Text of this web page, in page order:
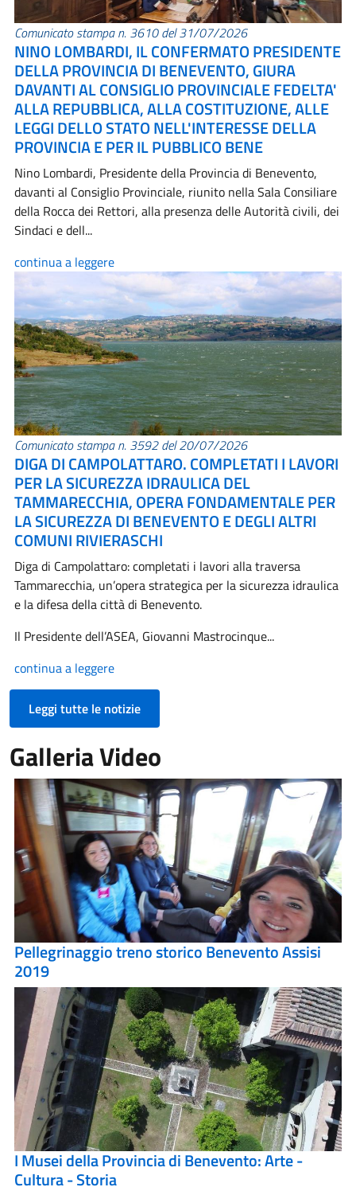
Comunicato stampa n. 3610 del 31/07/2026
NINO LOMBARDI, IL CONFERMATO PRESIDENTE
DELLA PROVINCIA DI BENEVENTO, GIURA
DAVANTI AL CONSIGLIO PROVINCIALE FEDELTA'
ALLA REPUBBLICA, ALLA COSTITUZIONE, ALLE
LEGGI DELLO STATO NELL'INTERESSE DELLA
PROVINCIA E PER IL PUBBLICO BENE
Nino Lombardi, Presidente della Provincia di Benevento,
davanti al Consiglio Provinciale, riunito nella Sala Consiliare
della Rocca dei Rettori, alla presenza delle Autorità civili, dei
Sindaci e dell...
continua a leggere
Comunicato stampa n. 3592 del 20/07/2026
DIGA DI CAMPOLATTARO. COMPLETATI I LAVORI
PER LA SICUREZZA IDRAULICA DEL
TAMMARECCHIA, OPERA FONDAMENTALE PER
LA SICUREZZA DI BENEVENTO E DEGLI ALTRI
COMUNI RIVIERASCHI
Diga di Campolattaro: completati i lavori alla traversa
Tammarecchia, un’opera strategica per la sicurezza idraulica
e la difesa della città di Benevento.
Il Presidente dell’ASEA, Giovanni Mastrocinque...
continua a leggere
Leggi tutte le notizie
Galleria Video
Pellegrinaggio treno storico Benevento Assisi
2019
I Musei della Provincia di Benevento: Arte -
Cultura - Storia